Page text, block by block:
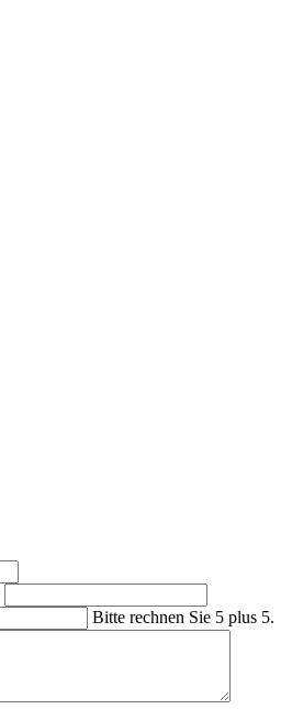
Bitte rechnen Sie 5 plus 5.